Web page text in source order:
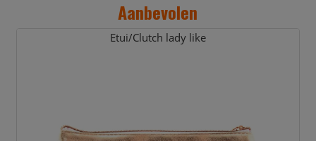
Aanbevolen
Etui/Clutch lady like